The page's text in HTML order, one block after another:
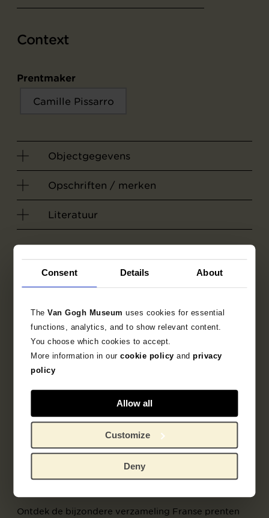
Consent Details About
TheVan Gogh Museumuses cookies for essential
functions, analytics, and to show relevant content.
You choose which cookies to accept.
More information in ourcookie policy andprivacy
policy
Allow all
Customize
Deny
Context
Prentmaker
Camille Pissarro
Objectgegevens
Opschriften / merken
Literatuur
Ontdek de bijzondere verzameling Franse prenten